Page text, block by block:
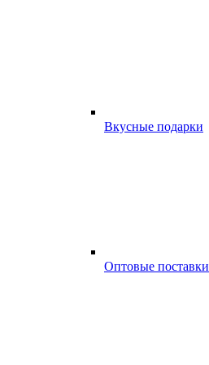
Вкусные подарки
Оптовые поставки